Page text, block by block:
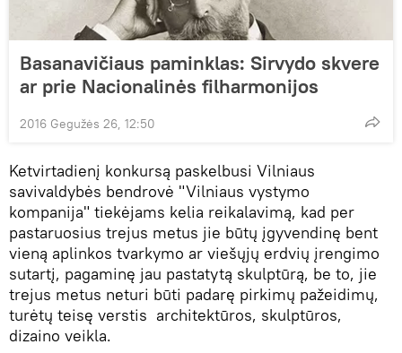
Basanavičiaus paminklas: Sirvydo skvere
ar prie Nacionalinės filharmonijos
2016 Gegužės 26, 12:50
Ketvirtadienį konkursą paskelbusi Vilniaus
savivaldybės bendrovė "Vilniaus vystymo
kompanija" tiekėjams kelia reikalavimą, kad per
pastaruosius trejus metus jie būtų įgyvendinę bent
vieną aplinkos tvarkymo ar viešųjų erdvių įrengimo
sutartį, pagaminę jau pastatytą skulptūrą, be to, jie
trejus metus neturi būti padarę pirkimų pažeidimų,
turėtų teisę verstis architektūros, skulptūros,
dizaino veikla.